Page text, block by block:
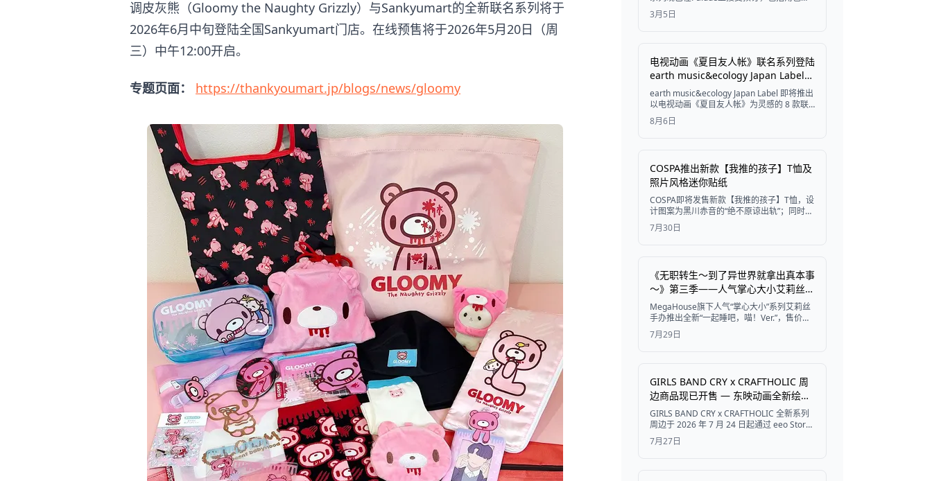
调皮灰熊（Gloomy the Naughty Grizzly）与Sankyumart的全新联名系列将于
2026年6月中旬登陆全国Sankyumart门店。在线预售将于2026年5月20日（周
三）中午12:00开启。
专题页面： https://thankyoumart.jp/blogs/news/gloomy
题的居家服、配饰和周边商品。
3月5日
电视动画《夏目友人帐》联名系列登陆
earth music&ecology Japan Label，
8月7日开启预售
earth music&ecology Japan Label 即将推出
以电视动画《夏目友人帐》为灵感的 8 款联
名系列商品，包含以猫咪老师为主题的针织
衫、服饰及饰品。商品将于 2026 年 8 月 7
8月6日
COSPA推出新款【我推的孩子】T恤及
照片风格迷你贴纸
COSPA即将发售新款【我推的孩子】T恤，设
计图案为黑川赤音的“绝不原谅出轨”；同时推
出六款照片风格的迷你贴纸套装，角色涵盖
爱、阿奎亚、露比、有马加奈、黑川赤音及
7月30日
《无职转生～到了异世界就拿出真本事
～》第三季——人气掌心大小艾莉丝手
办（猫耳帽版）回归，AmiAmi现已开
启预订
MegaHouse旗下人气“掌心大小”系列艾莉丝
手办推出全新“一起睡吧，喵！Ver.”，售价为
9,350日元（含税），预计将于2027年1月下
旬发售，目前已在AmiAmi开启预订。
7月29日
GIRLS BAND CRY x CRAFTHOLIC 周
边商品现已开售 — 东映动画全新绘图
展示成员拥抱 CRAFTHOLIC 抱枕
GIRLS BAND CRY x CRAFTHOLIC 全新系列
周边于 2026 年 7 月 24 日起通过 eeo Store
online 正式开售。系列收录了由东映动画绘
制的全新插画，展示了 Togenashi Togeari
7月27日